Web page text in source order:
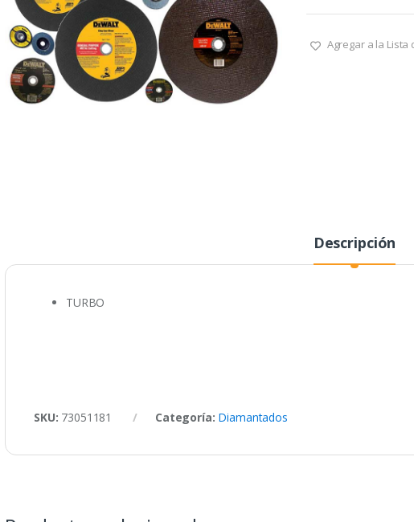
Agregar a la Lista
Descripción
TURBO
SKU: 73051181 Categoría: Diamantados